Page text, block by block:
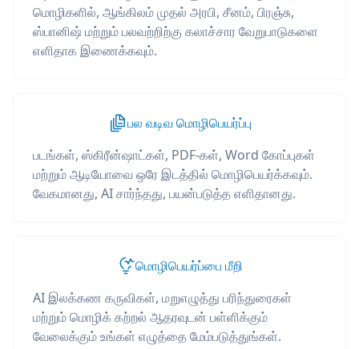
மொழிகளில், ஆங்கிலம் முதல் அரபி, சீனம், பிரஞ்சு,
ஸ்பானிஷ் மற்றும் பலவற்றிற்கு கலாச்சார வேறுபாடுகளை
எளிதாக இணைக்கவும்.
பல வடிவ மொழிபெயர்ப்பு
படங்கள், ஸ்கிரீன்ஷாட்கள், PDF-கள், Word கோப்புகள்
மற்றும் ஆடியோவை ஒரே இடத்தில் மொழிபெயர்க்கவும்.
வேகமானது, AI சார்ந்தது, பயன்படுத்த எளிதானது.
மொழிபெயர்ப்பை மீறி
AI இலக்கண கருவிகள், மறுஎழுத்து பரிந்துரைகள்
மற்றும் மொழிக் கற்றல் ஆதரவுடன் பள்ளிக்கும்
வேலைக்கும் உங்கள் எழுத்தை மேம்படுத்துங்கள்.